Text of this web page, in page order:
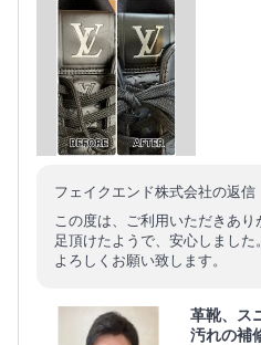
フェイクエンド株式会社の返信
この度は、ご利用いただきあ
足頂けたようで、安心しまし
よろしくお願い致します。
革靴、ス
汚れの補